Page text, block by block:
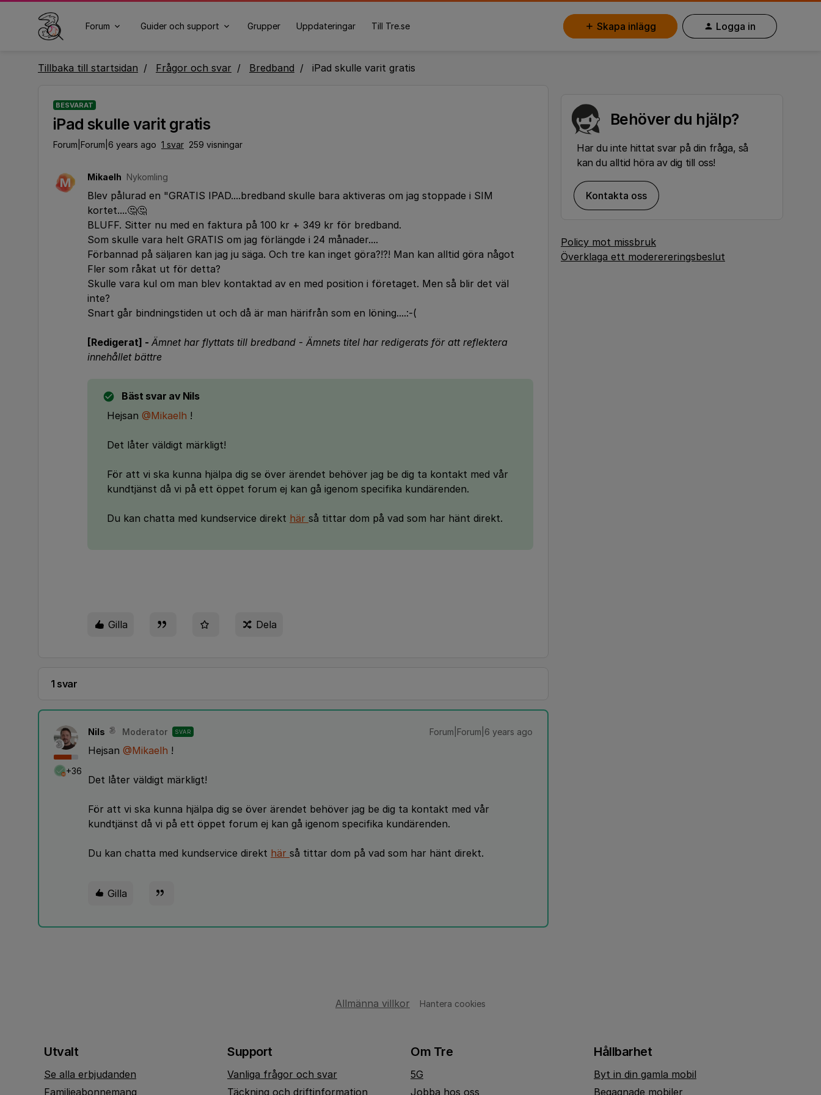
Forum Guider och support Grupper Uppdateringar Till Tre.se Skapa inlägg Logga in
Tillbaka till startsidan Frågor och svar Bredband iPad skulle varit gratis
BESVARAT
iPad skulle varit gratis
Forum|Forum|6 years ago 1 svar 259 visningar
M Mikaelh Nykomling
Blev pålurad en "GRATIS IPAD....bredband skulle bara aktiveras om jag stoppade i SIM
kortet....🤔🤔
BLUFF. Sitter nu med en faktura på 100 kr + 349 kr för bredband.
Som skulle vara helt GRATIS om jag förlängde i 24 månader....
Förbannad på säljaren kan jag ju säga. Och tre kan inget göra?!?! Man kan alltid göra något
Fler som råkat ut för detta?
Skulle vara kul om man blev kontaktad av en med position i företaget. Men så blir det väl
inte?
Snart går bindningstiden ut och då är man härifrån som en löning....:-(
[Redigerat] - Ämnet har flyttats till bredband - Ämnets titel har redigerats för att reflektera
innehållet bättre
Bäst svar av Nils
Hejsan @Mikaelh !
Det låter väldigt märkligt!
För att vi ska kunna hjälpa dig se över ärendet behöver jag be dig ta kontakt med vår
kundtjänst då vi på ett öppet forum ej kan gå igenom specifika kundärenden.
Du kan chatta med kundservice direkt här så tittar dom på vad som har hänt direkt.
Gilla Dela
1 svar
+36
Nils Moderator SVAR Forum|Forum|6 years ago
Hejsan @Mikaelh !
Det låter väldigt märkligt!
För att vi ska kunna hjälpa dig se över ärendet behöver jag be dig ta kontakt med vår
kundtjänst då vi på ett öppet forum ej kan gå igenom specifika kundärenden.
Du kan chatta med kundservice direkt här så tittar dom på vad som har hänt direkt.
Gilla
Behöver du hjälp?
Har du inte hittat svar på din fråga, så
kan du alltid höra av dig till oss!
Kontakta oss
Policy mot missbruk
Överklaga ett moderereringsbeslut
Allmänna villkor Hantera cookies
Utvalt
Se alla erbjudanden
Familjeabonnemang
Support
Vanliga frågor och svar
Täckning och driftinformation
Om Tre
5G
Jobba hos oss
Hållbarhet
Byt in din gamla mobil
Begagnade mobiler